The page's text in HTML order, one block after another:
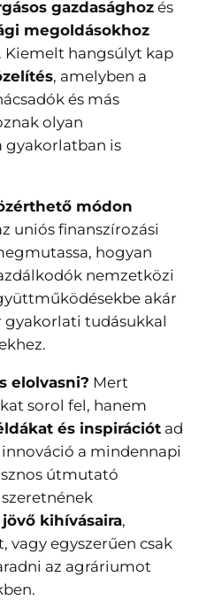
gazdasághoz és
megoldásokhoz
Kiemelt hangsúlyt kap
, amelyben a
és más
olyan
gyakorlatban is
módon
uniós finanszírozási
hogyan
nemzetközi
akár
tudásukkal
elolvasni? Mert
sorol fel, hanem
és inspirációt ad
a mindennapi
útmutató
kihívásaira,
vagy egyszerűen csak
az agráriumot